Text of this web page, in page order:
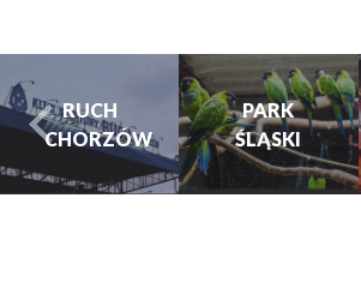
PARK
ŚLĄSKI
TEATR
ROZRYWKI
PARK
ŚLĄSKI